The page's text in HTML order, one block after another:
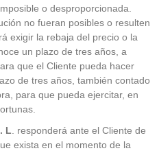
o desproporcionada.
no fueran posibles o resulten
exigir la rebaja del precio o la
un plazo de tres años, a
que el Cliente pueda hacer
de tres años, también contado
para que pueda ejercitar, en
L . responderá ante el Cliente de
exista en el momento de la